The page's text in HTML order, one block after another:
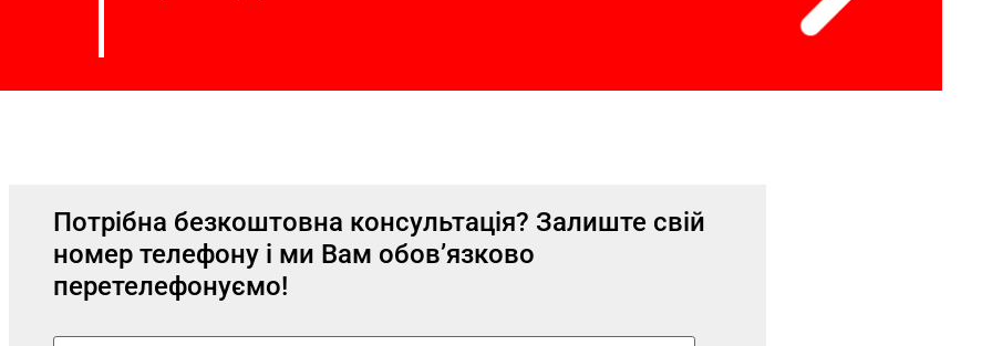
Потрібна безкоштовна консультація? Залиште свій
номер телефону і ми Вам обов’язково
перетелефонуємо!